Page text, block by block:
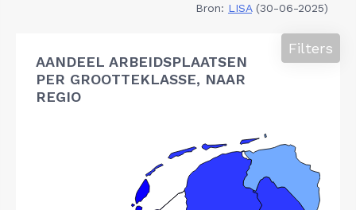
Bron: LISA(30-06-2025)
AANDEEL ARBEIDSPLAATSEN
PER GROOTTEKLASSE, NAAR
REGIO
Filters